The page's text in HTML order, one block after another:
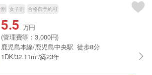
女子割 合格前予約可
5.5 万円
(管理費等：3,000円)
鹿児島本線/鹿児島中央駅 徒歩8分
1DK/32.11m²/築23年